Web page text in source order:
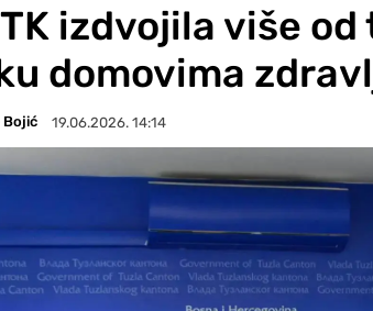
izdvojila više od
domovima
Bojić 19.06.2026. 14:14